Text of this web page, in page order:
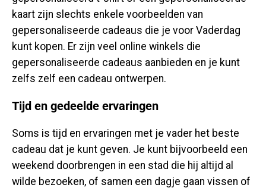
kaart zijn slechts enkele voorbeelden van
gepersonaliseerde cadeaus die je voor Vaderdag
kunt kopen. Er zijn veel online winkels die
gepersonaliseerde cadeaus aanbieden en je kunt
zelfs zelf een cadeau ontwerpen.
Tijd en gedeelde ervaringen
Soms is tijd en ervaringen met je vader het beste
cadeau dat je kunt geven. Je kunt bijvoorbeeld een
weekend doorbrengen in een stad die hij altijd al
wilde bezoeken, of samen een dagje gaan vissen of